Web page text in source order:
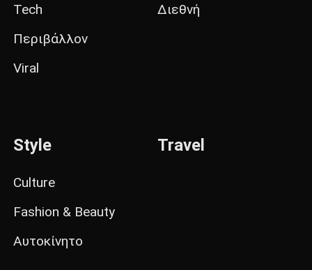
Tech
Περιβάλλον
Viral
Διεθνή
Style
Culture
Fashion & Beauty
Αυτοκίνητο
Travel